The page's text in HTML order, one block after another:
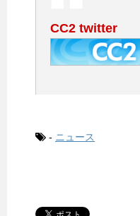
CC2 twitter
- ニュース